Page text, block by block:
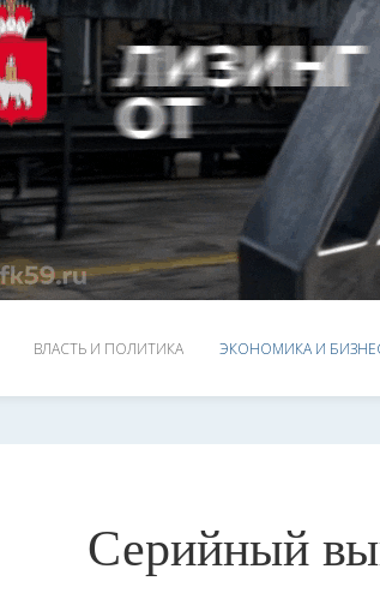
ВЛАСТЬ И ПОЛИТИКА ЭКОНОМИКА И
Серийный